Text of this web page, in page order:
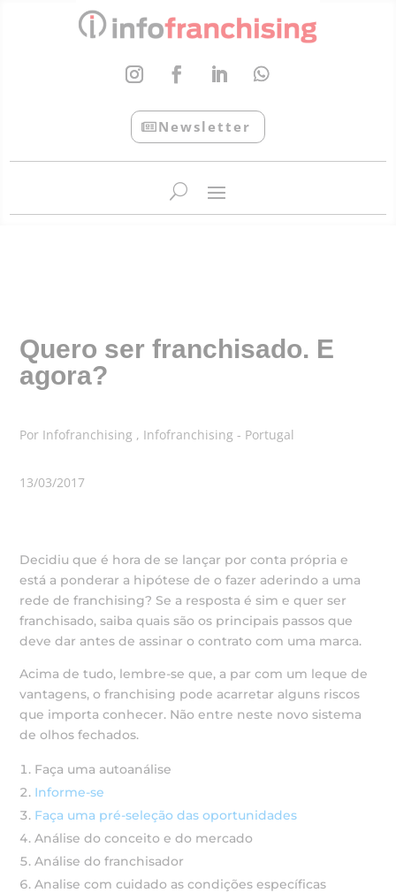
Newsletter
Quero ser franchisado. E
agora?
Por Infofranchising , Infofranchising - Portugal
13/03/2017
Decidiu que é hora de se lançar por conta própria e
está a ponderar a hipótese de o fazer aderindo a uma
rede de franchising? Se a resposta é sim e quer ser
franchisado, saiba quais são os principais passos que
deve dar antes de assinar o contrato com uma marca.
Acima de tudo, lembre-se que, a par com um leque de
vantagens, o franchising pode acarretar alguns riscos
que importa conhecer. Não entre neste novo sistema
de olhos fechados.
Faça uma autoanálise
Informe-se
Faça uma pré-seleção das oportunidades
Análise do conceito e do mercado
Análise do franchisador
Analise com cuidado as condições específicas